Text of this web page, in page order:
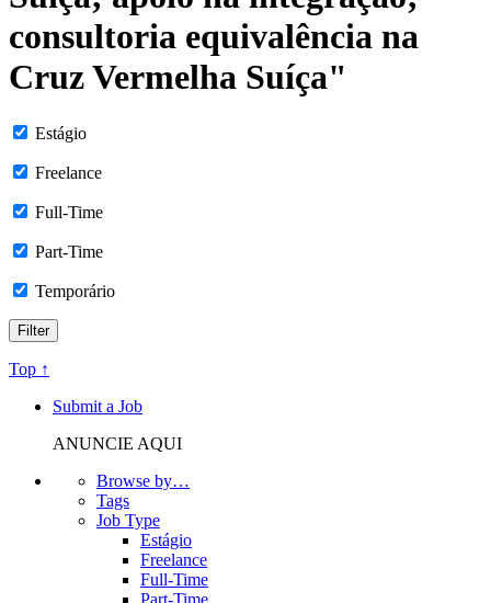
consultoria equivalência na
Cruz Vermelha Suíça"
Estágio
Freelance
Full-Time
Part-Time
Temporário
Top ↑
Submit a Job
ANUNCIE AQUI
Browse by…
Tags
Job Type
Estágio
Freelance
Full-Time
Part-Time